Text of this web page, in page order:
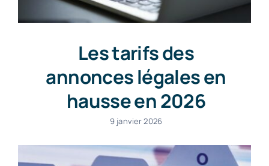
Les tarifs des
annonces légales en
hausse en 2026
9 janvier 2026